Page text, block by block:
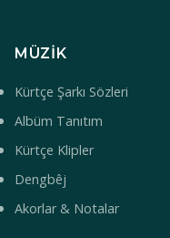
MÜZIK
Kürtçe Şarkı Sözleri
Albüm Tanıtım
Kürtçe Klipler
Dengbêj
Akorlar & Notalar